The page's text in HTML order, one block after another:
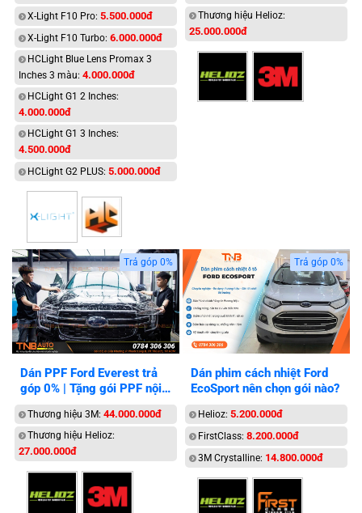
X-Light F10 Pro: 5.500.000đ
X-Light F10 Turbo: 6.000.000đ
HCLight Blue Lens Promax 3
Inches 3 màu: 4.000.000đ
HCLight G1 2 Inches:
4.000.000đ
HCLight G1 3 Inches:
4.500.000đ
HCLight G2 PLUS: 5.000.000đ
Thương hiệu Helioz:
25.000.000đ
Trả góp 0%
Dán PPF Ford Everest trả
góp 0% | Tặng gói PPF nội
thất
Thương hiệu 3M: 44.000.000đ
Thương hiệu Helioz:
27.000.000đ
Trả góp 0%
Dán phim cách nhiệt Ford
EcoSport nên chọn gói nào?
Helioz: 5.200.000đ
FirstClass: 8.200.000đ
3M Crystalline: 14.800.000đ